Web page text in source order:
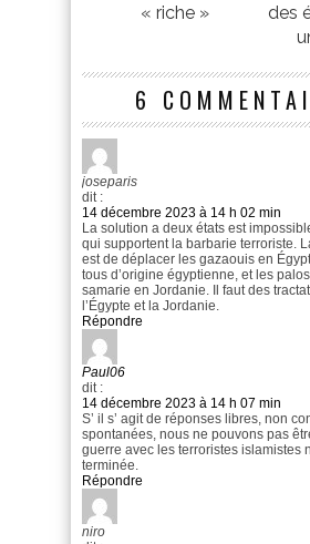
« riche »
des
6
joseparis
dit :
14 décembre 2023 à 14 h 02 min
La solution a deux états est
qui supportent la barbarie terroriste.
est de déplacer les gazaouis en
tous d’origine égyptienne, et les
samarie en Jordanie. Il faut des
l’Égypte et la Jordanie.
Répondre
Paul06
dit :
14 décembre 2023 à 14 h 07 min
S’ il s’ agit de réponses libres, non
spontanées, nous ne pouvons pas
guerre avec les terroristes islamistes
terminée.
Répondre
niro